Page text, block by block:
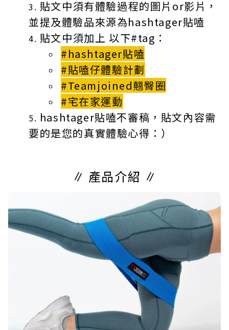
貼文中須有體驗過程的圖片or影片，
並提及體驗品來源為hashtager貼嗑
貼文中須加上 以下#tag：
#hashtager貼嗑
#貼嗑仔體驗計劃
#Teamjoined翹臀圈
#宅在家運動
hashtager貼嗑不審稿，貼文內容需
要的是您的真實體驗心得：）
∥ 產品介紹 ∥